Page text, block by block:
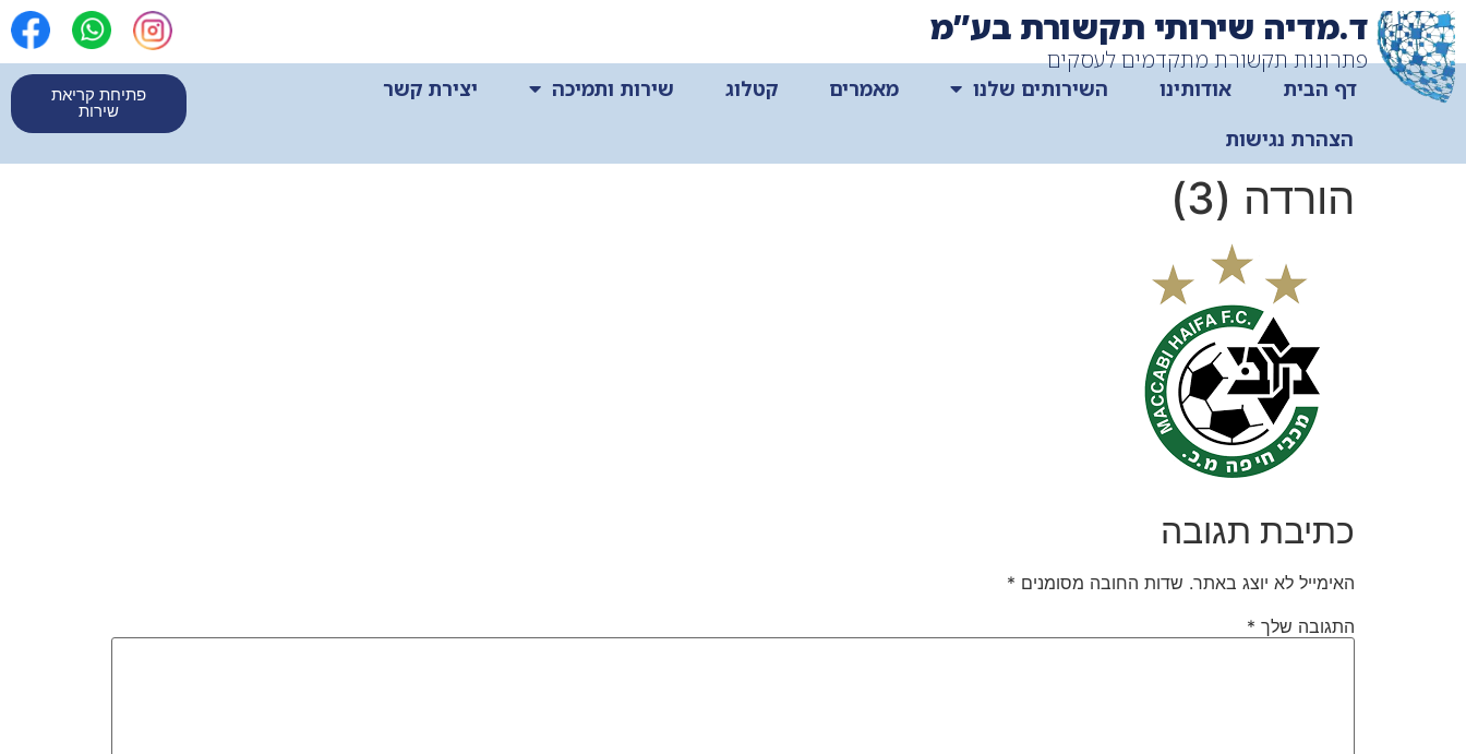
ד.מדיה שירותי תקשורת בע”מ
פתרונות תקשורת מתקדמים לעסקים
דף הבית אודותינו השירותים שלנו מאמרים קטלוג שירות ותמיכה
יצירת קשר
הצהרת נגישות
פתיחת קריאת
שירות
הורדה (3)
כתיבת תגובה
האימייל לא יוצג באתר. שדות החובה מסומנים *
התגובה שלך *